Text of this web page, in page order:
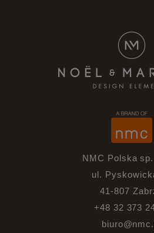
NMC Polska
ul.
41-807
+48 32 373